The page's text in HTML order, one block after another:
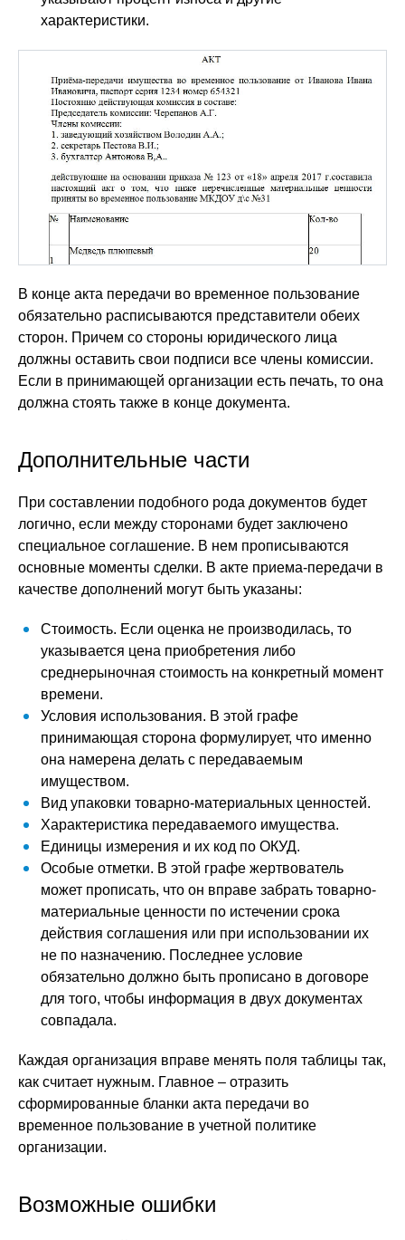
характеристики.
В конце акта передачи во временное пользование
обязательно расписываются представители обеих
сторон. Причем со стороны юридического лица
должны оставить свои подписи все члены комиссии.
Если в принимающей организации есть печать, то она
должна стоять также в конце документа.
Дополнительные части
При составлении подобного рода документов будет
логично, если между сторонами будет заключено
специальное соглашение. В нем прописываются
основные моменты сделки. В акте приема-передачи в
качестве дополнений могут быть указаны:
Стоимость. Если оценка не производилась, то
указывается цена приобретения либо
среднерыночная стоимость на конкретный момент
времени.
Условия использования. В этой графе
принимающая сторона формулирует, что именно
она намерена делать с передаваемым
имуществом.
Вид упаковки товарно-материальных ценностей.
Характеристика передаваемого имущества.
Единицы измерения и их код по ОКУД.
Особые отметки. В этой графе жертвователь
может прописать, что он вправе забрать товарно-
материальные ценности по истечении срока
действия соглашения или при использовании их
не по назначению. Последнее условие
обязательно должно быть прописано в договоре
для того, чтобы информация в двух документах
совпадала.
Каждая организация вправе менять поля таблицы так,
как считает нужным. Главное – отразить
сформированные бланки акта передачи во
временное пользование в учетной политике
организации.
Возможные ошибки